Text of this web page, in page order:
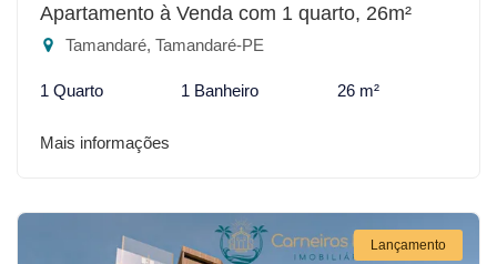
Apartamento à Venda com 1 quarto, 26m²
Tamandaré, Tamandaré-PE
1 Quarto 1 Banheiro 26 m²
Mais informações
Lançamento